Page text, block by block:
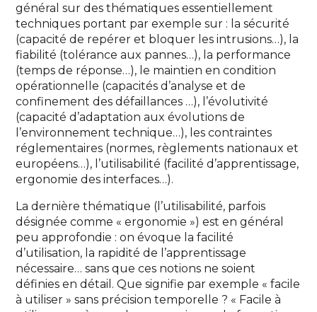
général sur des thématiques essentiellement
techniques portant par exemple sur : la sécurité
(capacité de repérer et bloquer les intrusions…), la
fiabilité (tolérance aux pannes…), la performance
(temps de réponse…), le maintien en condition
opérationnelle (capacités d’analyse et de
confinement des défaillances …), l’évolutivité
(capacité d’adaptation aux évolutions de
l’environnement technique…), les contraintes
réglementaires (normes, règlements nationaux et
européens…), l’utilisabilité (facilité d’apprentissage,
ergonomie des interfaces…).
La dernière thématique (l’utilisabilité, parfois
désignée comme « ergonomie ») est en général
peu approfondie : on évoque la facilité
d’utilisation, la rapidité de l’apprentissage
nécessaire… sans que ces notions ne soient
définies en détail. Que signifie par exemple « facile
à utiliser » sans précision temporelle ? « Facile à